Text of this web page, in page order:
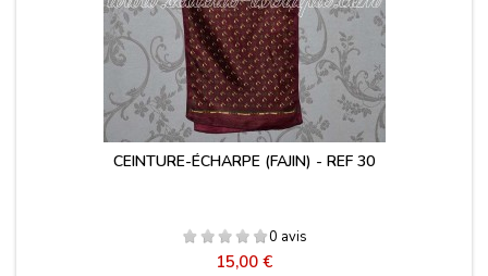
CEINTURE-ÉCHARPE (FAJIN) - REF 30
0 avis
Prix
15,00 €